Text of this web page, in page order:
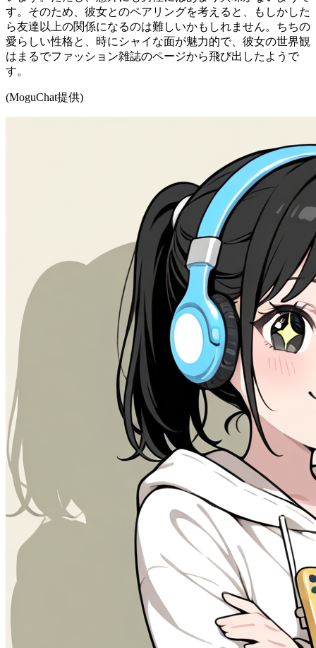
す。そのため、彼女とのペアリングを考えると、もしかした
ら友達以上の関係になるのは難しいかもしれません。ちちの
愛らしい性格と、時にシャイな面が魅力的で、彼女の世界観
はまるでファッション雑誌のページから飛び出したようで
す。
(MoguChat提供)